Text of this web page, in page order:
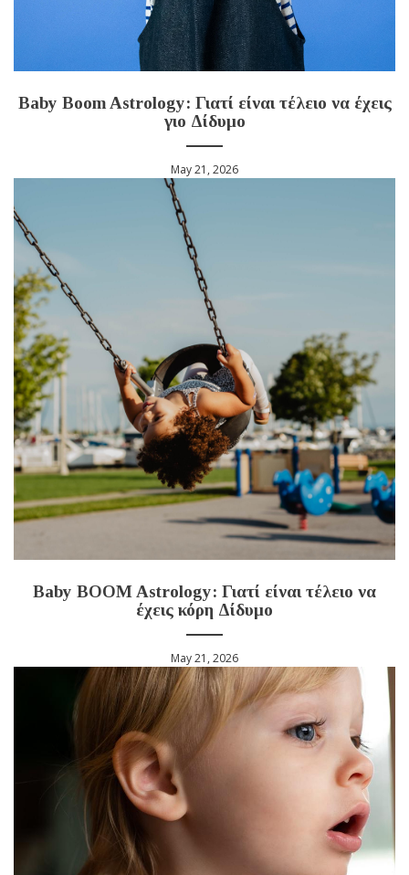
Baby Boom Astrology: Γιατί είναι τέλειο να έχεις
γιο Δίδυμο
May 21, 2026
Baby BOOM Astrology: Γιατί είναι τέλειο να
έχεις κόρη Δίδυμο
May 21, 2026